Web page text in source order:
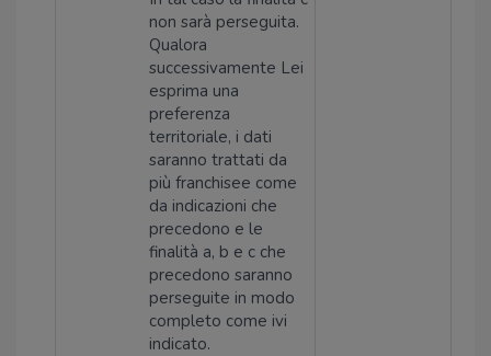
non sarà perseguita.
Qualora
successivamente Lei
esprima una
preferenza
territoriale, i dati
saranno trattati da
più franchisee come
da indicazioni che
precedono e le
finalità a, b e c che
precedono saranno
perseguite in modo
completo come ivi
indicato.